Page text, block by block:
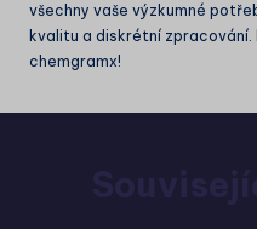
všechny vaše výzkumné
kvalitu a diskrétní zpracování.
chemgramx!